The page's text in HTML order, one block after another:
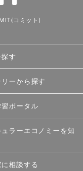
コミット)
す
ーから探す
習ポータル
ラーエコノミーを知
相談する